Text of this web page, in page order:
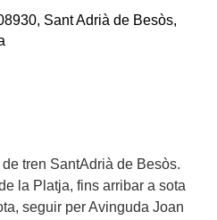
Sant Adrià de Besòs,
tren SantAdrià de Besòs.
la Platja, fins arribar a sota
seguir per Avinguda Joan